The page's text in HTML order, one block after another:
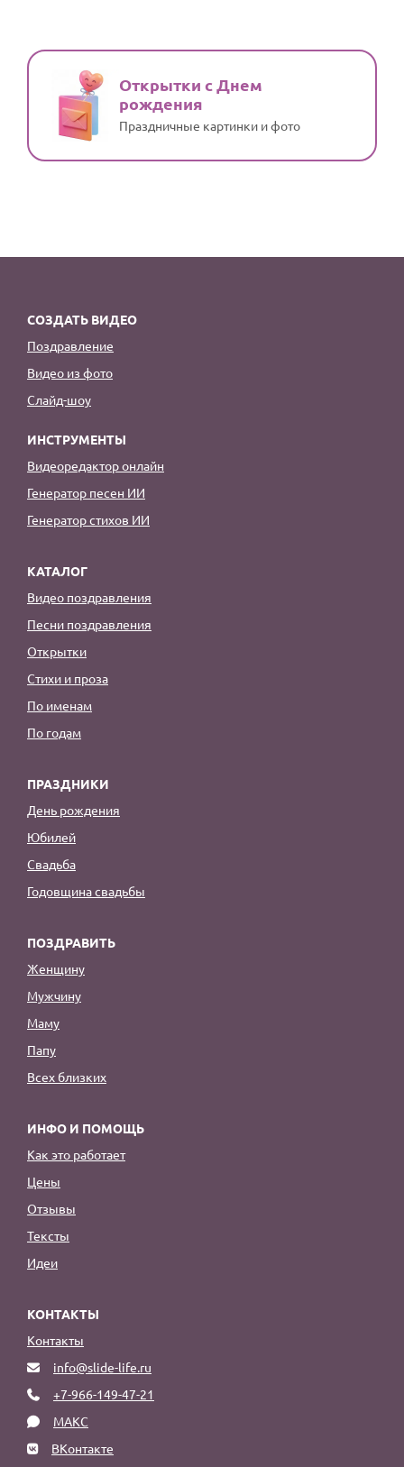
Открытки с Днем
рождения
Праздничные картинки и фото
СОЗДАТЬ ВИДЕО
Поздравление
Видео из фото
Слайд-шоу
ИНСТРУМЕНТЫ
Видеоредактор онлайн
Генератор песен ИИ
Генератор стихов ИИ
КАТАЛОГ
Видео поздравления
Песни поздравления
Открытки
Стихи и проза
По именам
По годам
ПРАЗДНИКИ
День рождения
Юбилей
Свадьба
Годовщина свадьбы
ПОЗДРАВИТЬ
Женщину
Мужчину
Маму
Папу
Всех близких
ИНФО И ПОМОЩЬ
Как это работает
Цены
Отзывы
Тексты
Идеи
КОНТАКТЫ
Контакты
info@slide-life.ru
+7-966-149-47-21
МАКС
ВКонтакте